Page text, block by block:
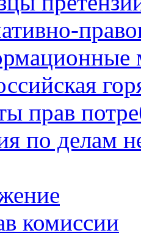
прав
по делам
комиссии